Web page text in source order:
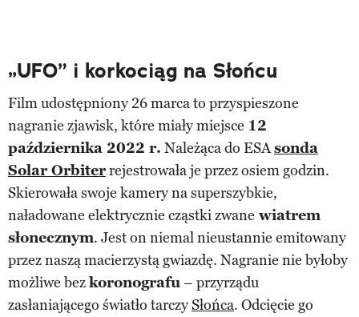
„UFO” i korkociąg na Słońcu
Film udostępniony 26 marca to przyspieszone
nagranie zjawisk, które miały miejsce 12
października 2022 r. Należąca do ESAsonda
Solar Orbiterrejestrowała je przez osiem godzin.
Skierowała swoje kamery na superszybkie,
naładowane elektrycznie cząstki zwane wiatrem
słonecznym. Jest on niemal nieustannie emitowany
przez naszą macierzystą gwiazdę. Nagranie nie byłoby
możliwe bezkoronografu– przyrządu
zasłaniającego światło tarczySłońca. Odcięcie go